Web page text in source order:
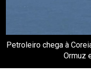
Petroleiro chega à
Ormuz